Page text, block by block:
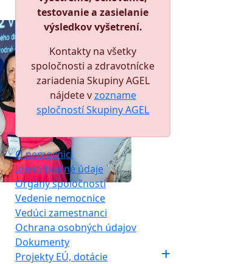
testovanie a zasielanie
výsledkov vyšetrení.
Kontakty na všetky
spoločnosti a zdravotnícke
zariadenia Skupiny AGEL
nájdete vzozname
spločností Skupiny AGEL
O nemocnici
Identifikačné údaje
Orgány spoločnosti
Vedenie nemocnice
Vedúci zamestnanci
Ochrana osobných údajov
Dokumenty
Projekty EÚ, dotácie